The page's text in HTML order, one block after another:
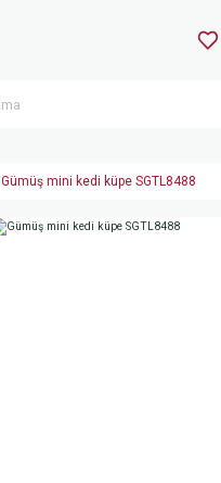
Gümüş mini kedi küpe SGTL8488